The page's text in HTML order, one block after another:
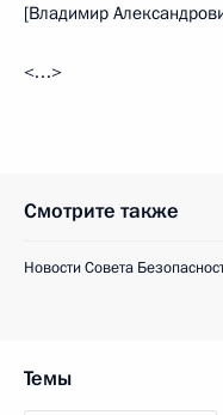
[Владимир
<…>
Смотрите также
Новости Совета
Темы